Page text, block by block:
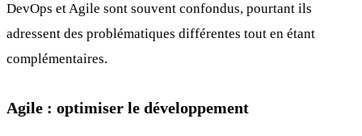
DevOps et Agile sont souvent confondus, pourtant ils
adressent des problématiques différentes tout en étant
complémentaires.
Agile : optimiser le développement